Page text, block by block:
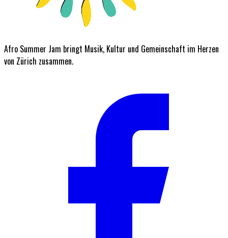
Afro Summer Jam bringt Musik, Kultur und Gemeinschaft im Herzen
von Zürich zusammen.